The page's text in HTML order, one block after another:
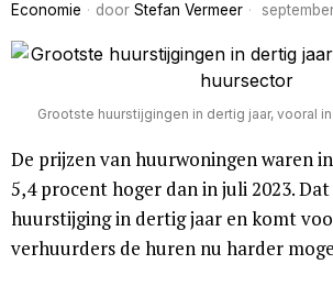
Economie door Stefan Vermeer
Grootste huurstijgingen in dertig jaar, vooral
De prijzen van huurwoningen waren
5,4 procent hoger dan in juli 2023.
huurstijging in dertig jaar en komt
verhuurders de huren nu harder